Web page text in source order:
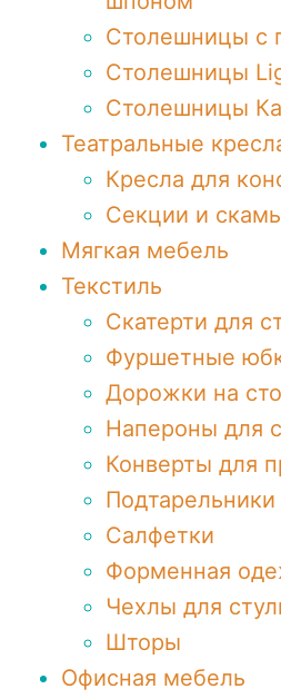
Столешницы c
Столешницы
Столешницы
Театральные
Кресла для
Секции и
Мягкая мебель
Текстиль
Скатерти для
Фуршетные
Дорожки на
Напероны для
Конверты для
Подтарельники
Салфетки
Форменная
Чехлы для
Шторы
Офисная мебель